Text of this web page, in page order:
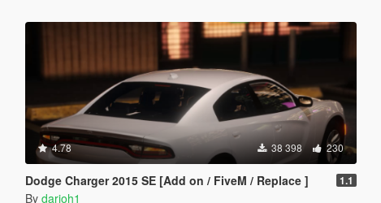
4.78 38 398 230
Dodge Charger 2015 SE [Add on / FiveM / Replace ] 1.1
By darioh1